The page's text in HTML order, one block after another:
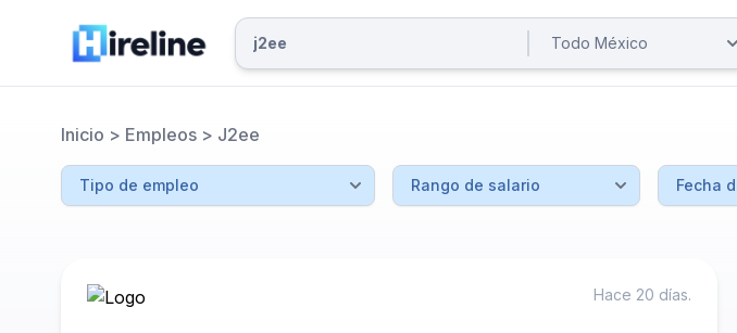
Inicio > Empleos > J2ee
Hace 20 días.